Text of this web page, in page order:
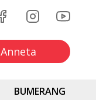
Anneta
BUMERANG